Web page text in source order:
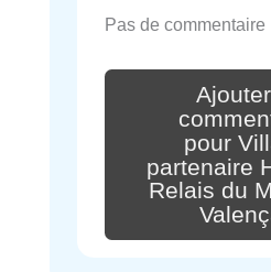
Pas de commentaire
pour
partenaire
Relais du